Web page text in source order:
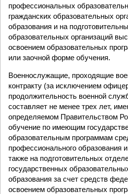
профессиональных
гражданских образовательных
образования и на
образовательных организаций
освоением образовательных
или заочной форме обучения.
Военнослужащие, проходящие
контракту (за исключением
продолжительность военной
составляет не менее трех лет,
определяемом Правительством
обучение по имеющим
образовательным программам
профессионального образования
также на подготовительных
государственных
образования за счет средств
освоением образовательных